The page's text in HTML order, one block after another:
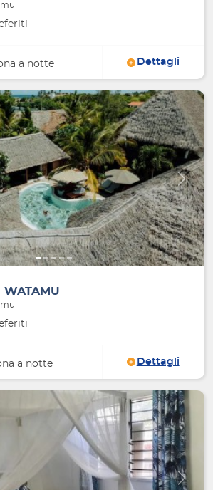
a notte Dettagli
Avanti
WATAMU
a notte Dettagli
Avanti